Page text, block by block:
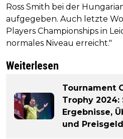
Ross Smith bei der
aufgegeben. Auch letzte
Players Championships in
normales Niveau erreicht."
Weiterlesen
Tournament
Trophy 2024:
Ergebnisse,
und